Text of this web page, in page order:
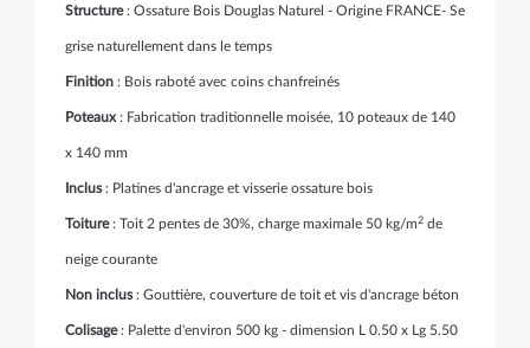
Structure: Ossature Bois Douglas Naturel - Origine FRANCE- Se
grise naturellement dans le temps
Finition : Bois raboté avec coins chanfreinés
Poteaux: Fabrication traditionnelle moisée, 10 poteaux de 140
x 140 mm
Inclus: Platines d'ancrage et visserie ossature bois
Toiture: Toit 2 pentes de 30%, charge maximale 50 kg/m2 de
neige courante
Non inclus: Gouttière, couverture de toit et vis d'ancrage béton
Colisage: Palette d'environ 500 kg - dimension L 0.50 x Lg 5.50